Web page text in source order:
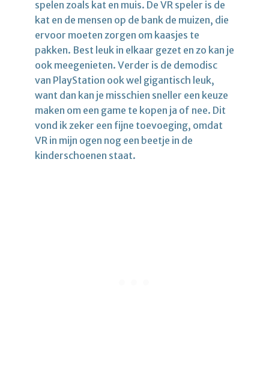
spelen zoals kat en muis. De VR speler is de
kat en de mensen op de bank de muizen, die
ervoor moeten zorgen om kaasjes te
pakken. Best leuk in elkaar gezet en zo kan je
ook meegenieten. Verder is de demodisc
van PlayStation ook wel gigantisch leuk,
want dan kan je misschien sneller een keuze
maken om een game te kopen ja of nee. Dit
vond ik zeker een fijne toevoeging, omdat
VR in mijn ogen nog een beetje in de
kinderschoenen staat.